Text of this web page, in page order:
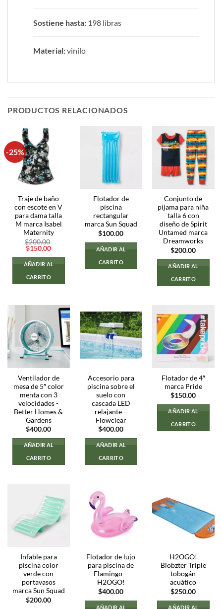
Sostiene hasta:198 libras
Material:vinilo
PRODUCTOS RELACIONADOS
-25%
Traje de baño
con escote en V
para dama talla
M marca Isabel
Maternity
$200.00
El
original
era:
$200.00.
$150.00El
actual
es:
AÑADIR AL
CARRITO
Flotador de
piscina
rectangular
marca Sun Squad
$100.00
AÑADIR AL
CARRITO
Conjunto de
pijama para niña
talla 6 con
diseño de Spirit
Untamed marca
Dreamworks
$200.00
AÑADIR AL
CARRITO
Ventilador de
mesa de 5″ color
menta con 3
velocidades -
Better Homes &
Gardens
$400.00
AÑADIR AL
CARRITO
Accesorio para
piscina sobre el
suelo con
cascada LED
relajante –
Flowclear
$400.00
AÑADIR AL
CARRITO
Flotador de 4″
marca Pride
$150.00
AÑADIR AL
CARRITO
Infable para
piscina color
verde con
portavasos
marca Sun Squad
$200.00
Flotador de lujo
para piscina de
Flamingo –
H2OGO!
$400.00
AÑADIR AL
H2OGO!
Blobzter Triple
tobogán
acuático
$250.00
AÑADIR AL